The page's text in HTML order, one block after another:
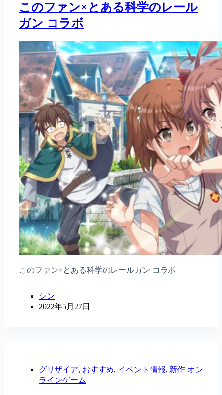
このファン×とある科学のレール
ガン コラボ
このファン×とある科学のレールガン コラボ
シン
2022年5月27日
グリザイア, おすすめ, イベント情報, 新作 オン
ラインゲーム